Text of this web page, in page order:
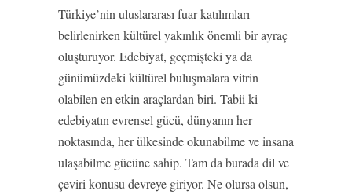
Türkiye’nin uluslararası fuar katılımları
belirlenirken kültürel yakınlık önemli bir ayraç
oluşturuyor. Edebiyat, geçmişteki ya da
günümüzdeki kültürel buluşmalara vitrin
olabilen en etkin araçlardan biri. Tabii ki
edebiyatın evrensel gücü, dünyanın her
noktasında, her ülkesinde okunabilme ve insana
ulaşabilme gücüne sahip. Tam da burada dil ve
çeviri konusu devreye giriyor. Ne olursa olsun,